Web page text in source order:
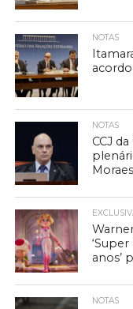
NOTAS
NOTAS
CCJ
Moraes
anos’
NOTAS